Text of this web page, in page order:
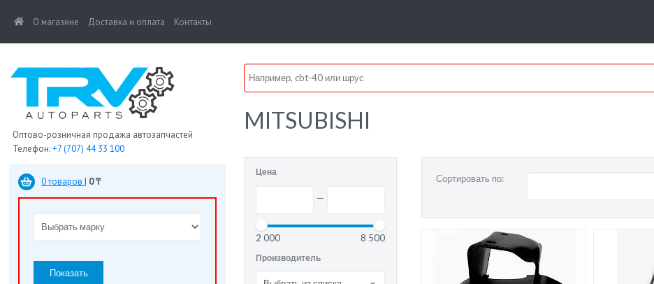
(current)
О магазине Доставка и оплата Контакты
Оптово-розничная продажа автозапчастей
Телефон:+7 (707) 44 33 100
0 товаров | 0 ₸
Показать
MITSUBISHI
Цена
—
2 000 8 500
Производитель
Сортировать по: